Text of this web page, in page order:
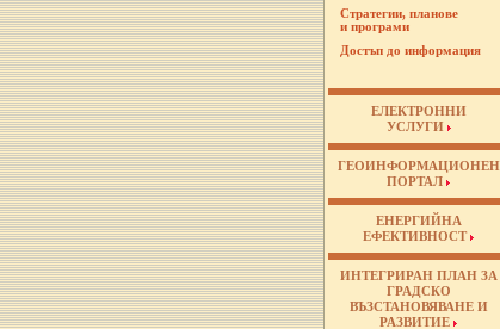
ЕЛЕКТРОННИ
УСЛУГИ
ГЕОИНФОРМАЦИОНЕН
ПОРТАЛ
ЕНЕРГИЙНА
ЕФЕКТИВНОСТ
ИНТЕГРИРАН ПЛАН ЗА
ГРАДСКО
ВЪЗСТАНОВЯВАНЕ И
РАЗВИТИЕ
Стратегии, планове
и програми
Достъп до информация